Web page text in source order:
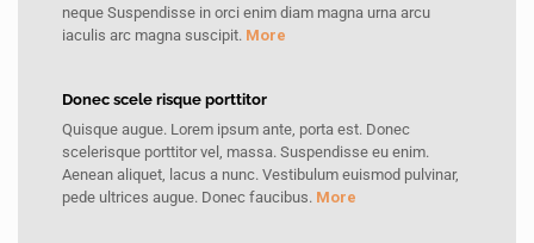
neque Suspendisse in orci enim diam magna urna arcu
iaculis arc magna suscipit. More
Donec scele risque porttitor
Quisque augue. Lorem ipsum ante, porta est. Donec
scelerisque porttitor vel, massa. Suspendisse eu enim.
Aenean aliquet, lacus a nunc. Vestibulum euismod pulvinar,
pede ultrices augue. Donec faucibus. More